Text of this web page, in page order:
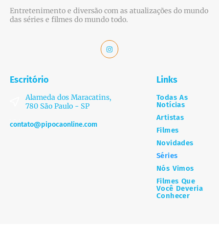
Entretenimento e diversão com as atualizações do mundo
das séries e filmes do mundo todo.
Escritório
Alameda dos Maracatins,
780 São Paulo - SP
contato@pipocaonline.com
Links
Todas As
Notícias
Artistas
Filmes
Novidades
Séries
Nós Vimos
Filmes Que
Você Deveria
Conhecer